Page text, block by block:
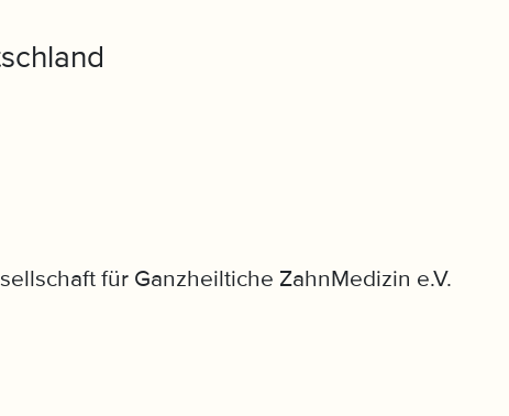
für Ganzheiltiche ZahnMedizin e.V.